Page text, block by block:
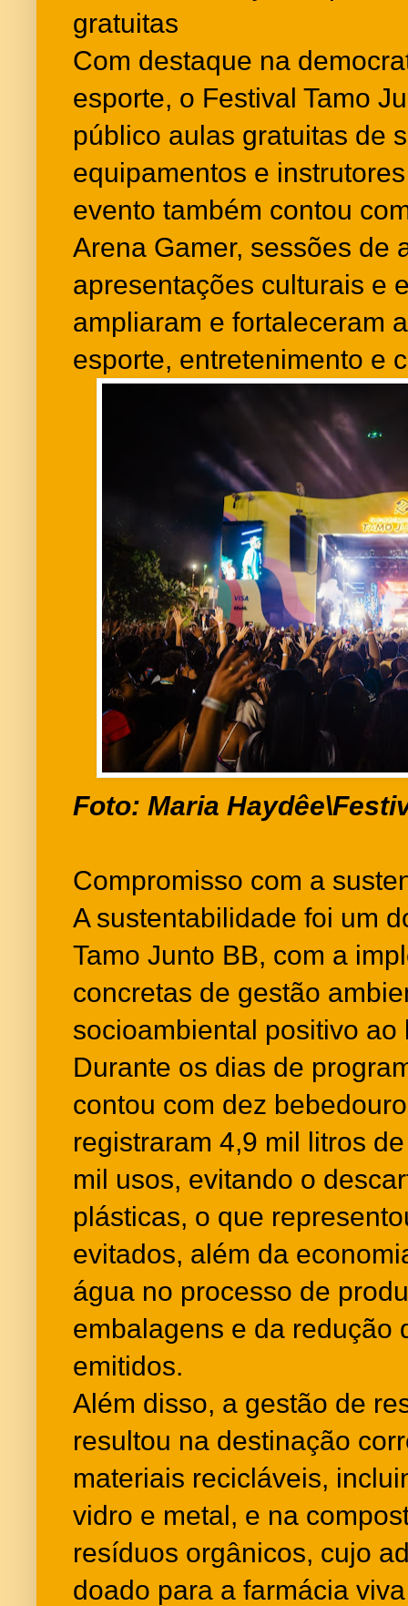
gratuitas
Com destaque na
esporte, o Festival Tamo
público aulas gratuitas de
equipamentos e
evento também contou
Arena Gamer, sessões de
apresentações culturais e
ampliaram e fortaleceram
esporte, entretenimento e
Foto: Maria
Compromisso com a
A sustentabilidade foi um
Tamo Junto BB, com a
concretas de gestão
socioambiental positivo ao
Durante os dias de
contou com dez
registraram 4,9 mil litros
mil usos, evitando o
plásticas, o que
evitados, além da
água no processo de
embalagens e da redução
emitidos.
Além disso, a gestão de
resultou na destinação
materiais recicláveis,
vidro e metal, e na
resíduos orgânicos, cujo
doado para a farmácia